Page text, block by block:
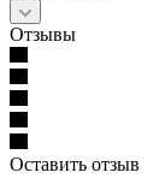
Отзывы
Оставить отзыв